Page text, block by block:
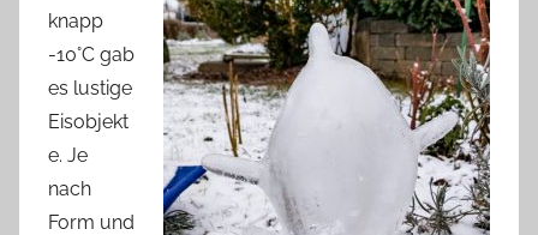
knapp
-10°C gab
es lustige
Eisobjekt
e. Je
nach
Form und